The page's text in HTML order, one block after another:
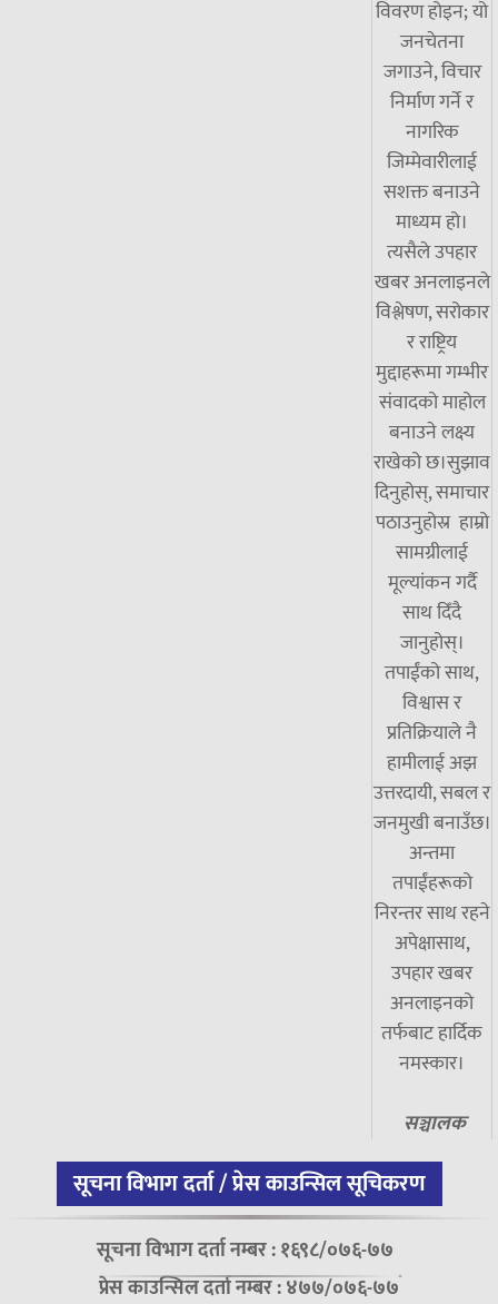
विवरण होइन; यो
जनचेतना
जगाउने, विचार
निर्माण गर्ने र
नागरिक
जिम्मेवारीलाई
सशक्त बनाउने
माध्यम हो।
त्यसैले उपहार
खबर अनलाइनले
विश्लेषण, सरोकार
र राष्ट्रिय
मुद्दाहरूमा गम्भीर
संवादको माहोल
बनाउने लक्ष्य
राखेको छ।सुझाव
दिनुहोस्, समाचार
पठाउनुहोस्र हाम्रो
सामग्रीलाई
मूल्यांकन गर्दै
साथ दिँदै
जानुहोस्।
तपाईंको साथ,
विश्वास र
प्रतिक्रियाले नै
हामीलाई अझ
उत्तरदायी, सबल र
जनमुखी बनाउँछ।
अन्तमा
तपाईंहरूको
निरन्तर साथ रहने
अपेक्षासाथ,
उपहार खबर
अनलाइनको
तर्फबाट हार्दिक
नमस्कार।
सञ्चालक
सूचना विभाग दर्ता / प्रेस काउन्सिल सूचिकरण
सूचना विभाग दर्ता नम्बर : १६९८/०७६-७७
प्रेस काउन्सिल दर्ता नम्बर : ४७७/०७६-७७